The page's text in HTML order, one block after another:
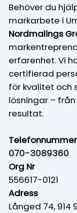
Behöver du
markarbete i
Nordmalings
erfarenhet. Vi
certifierad
för kvalitet och
lösningar –
resultat.
Telefonnummer
070-3089360
Org Nr
556617-0121
Adress
Långed 74, 914